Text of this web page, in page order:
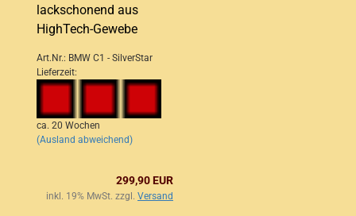
lackschonend aus
HighTech-Gewebe
Art.Nr.: BMW C1 - SilverStar
Lieferzeit:
ca. 20 Wochen
(Ausland abweichend)
299,90 EUR
inkl. 19% MwSt. zzgl. Versand